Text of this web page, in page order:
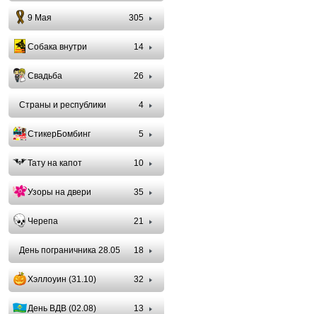
9 Мая 305
Собака внутри 14
Свадьба 26
Страны и республики 4
СтикерБомбинг 5
Тату на капот 10
Узоры на двери 35
Черепа 21
День пограничника 28.05 18
Хэллоуин (31.10) 32
День ВДВ (02.08) 13